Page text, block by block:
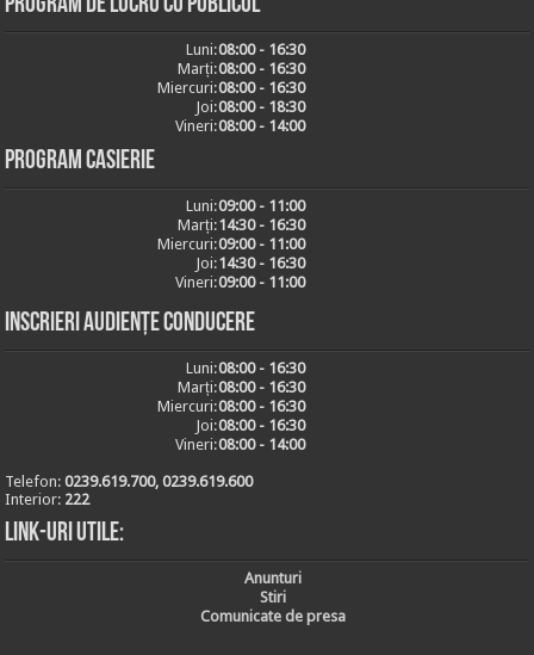
Luni:08:00 - 16:30
Marți:08:00 - 16:30
Miercuri:08:00 - 16:30
Joi:08:00 - 18:30
Vineri:08:00 - 14:00
Program casierie
Luni:09:00 - 11:00
Marți:14:30 - 16:30
Miercuri:09:00 - 11:00
Joi:14:30 - 16:30
Vineri:09:00 - 11:00
Inscrieri audiențe conducere
Luni:08:00 - 16:30
Marți:08:00 - 16:30
Miercuri:08:00 - 16:30
Joi:08:00 - 16:30
Vineri:08:00 - 14:00
Telefon:0239.619.700, 0239.619.600
Interior: 222
Link-uri utile:
Anunturi
Stiri
Comunicate de presa